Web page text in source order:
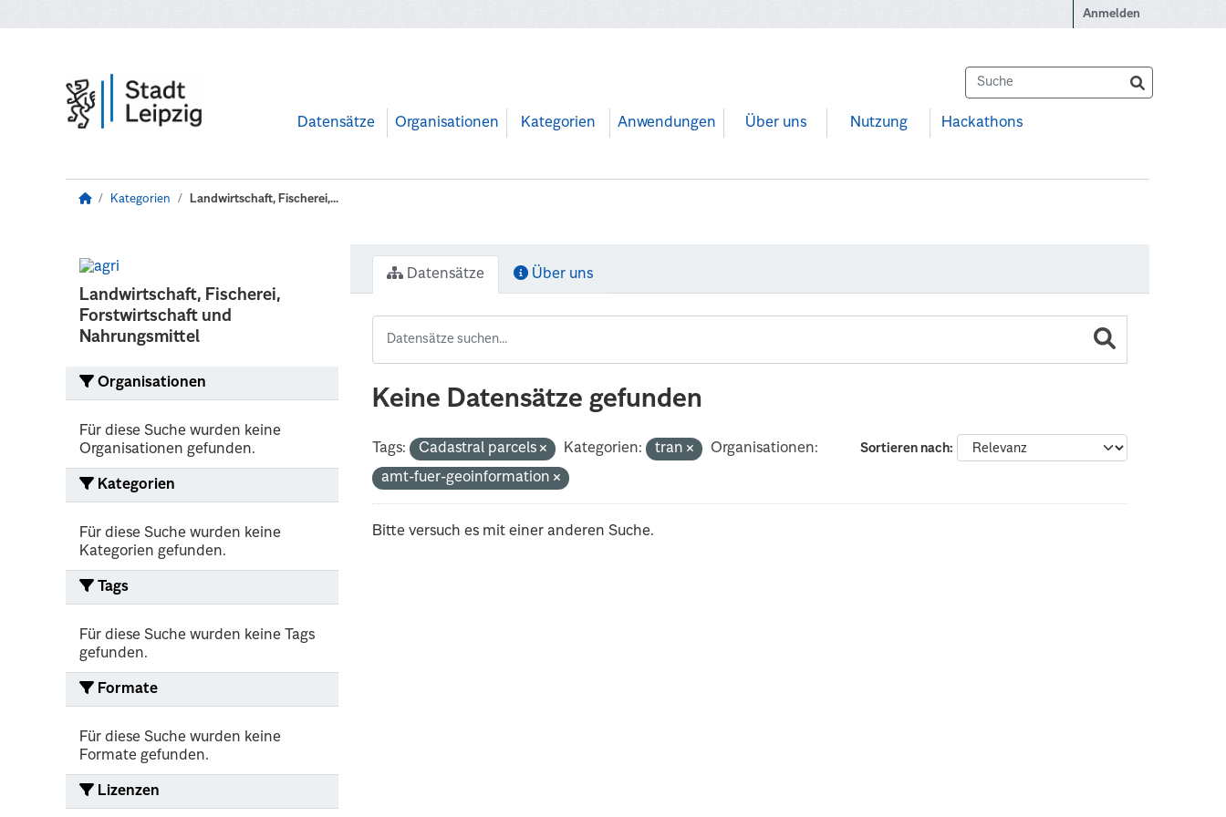
Anmelden
Datensätze Organisationen Kategorien Anwendungen Über uns Nutzung Hackathons
Kategorien Landwirtschaft, Fischerei,...
Landwirtschaft, Fischerei,
Forstwirtschaft und
Nahrungsmittel
Organisationen
Für diese Suche wurden keine
Organisationen gefunden.
Kategorien
Für diese Suche wurden keine
Kategorien gefunden.
Tags
Für diese Suche wurden keine Tags
gefunden.
Formate
Für diese Suche wurden keine
Formate gefunden.
Lizenzen
Datensätze Über uns
Keine Datensätze gefunden
Sortieren nach
Tags: Cadastral parcels Kategorien: tran
Organisationen:
amt-fuer-geoinformation
Bitte versuch es mit einer anderen Suche.